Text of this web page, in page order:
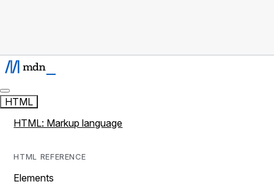
HTML
HTML: Markup language
HTML REFERENCE
Elements